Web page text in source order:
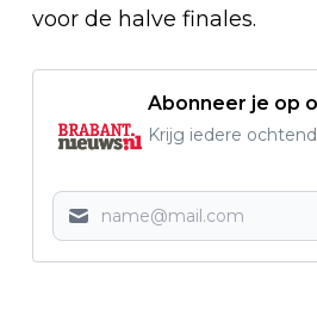
voor de halve finales.
Abonneer je op
Krijg iedere